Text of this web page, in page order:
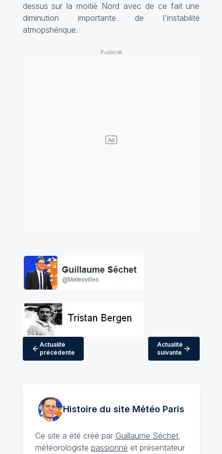
dessus sur la moitié Nord avec de ce fait une
diminution importante de l'instabilité
atmopshérique.
Actualité
précédente
Actualité
suivante
Histoire du site MétéoParis
Ce site a été créé par Guillaume Séchet,
météorologiste passionné et présentateur